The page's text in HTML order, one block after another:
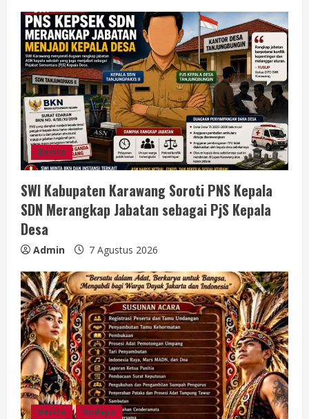
e
R
e
a
d
i
n
g
Berita
SWI Kabupaten Karawang Soroti PNS Kepala
SDN Merangkap Jabatan sebagai PjS Kepala
Desa
Admin 7 Agustus 2026
Berita Budaya